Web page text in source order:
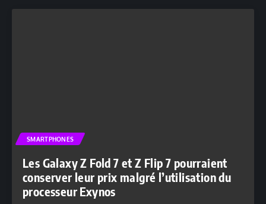
SMARTPHONES
Les Galaxy Z Fold 7 et Z Flip 7 pourraient
conserver leur prix malgré l’utilisation du
processeur Exynos